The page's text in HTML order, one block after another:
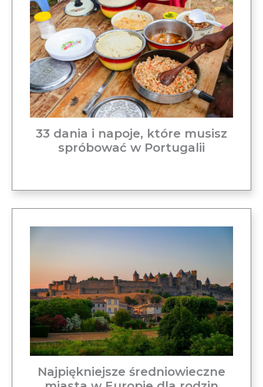
33 dania i napoje, które musisz
spróbować w Portugalii
Najpiękniejsze średniowieczne